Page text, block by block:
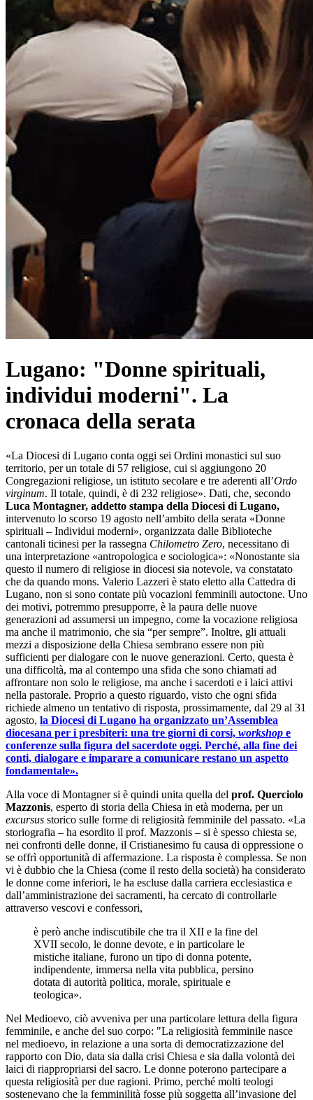
Lugano: "Donne spirituali,
individui moderni". La
cronaca della serata
«La Diocesi di Lugano conta oggi sei Ordini monastici sul suo
territorio, per un totale di 57 religiose, cui si aggiungono 20
Congregazioni religiose, un istituto secolare e tre aderenti all’Ordo
virginum. Il totale, quindi, è di 232 religiose». Dati, che, secondo
Luca Montagner, addetto stampa della Diocesi di Lugano,
intervenuto lo scorso 19 agosto nell’ambito della serata «Donne
spirituali – Individui moderni», organizzata dalle Biblioteche
cantonali ticinesi per la rassegna Chilometro Zero, necessitano di
una interpretazione «antropologica e sociologica»: «Nonostante sia
questo il numero di religiose in diocesi sia notevole, va constatato
che da quando mons. Valerio Lazzeri è stato eletto alla Cattedra di
Lugano, non si sono contate più vocazioni femminili autoctone. Uno
dei motivi, potremmo presupporre, è la paura delle nuove
generazioni ad assumersi un impegno, come la vocazione religiosa
ma anche il matrimonio, che sia “per sempre”. Inoltre, gli attuali
mezzi a disposizione della Chiesa sembrano essere non più
sufficienti per dialogare con le nuove generazioni. Certo, questa è
una difficoltà, ma al contempo una sfida che sono chiamati ad
affrontare non solo le religiose, ma anche i sacerdoti e i laici attivi
nella pastorale. Proprio a questo riguardo, visto che ogni sfida
richiede almeno un tentativo di risposta, prossimamente, dal 29 al 31
agosto, la Diocesi di Lugano ha organizzato un’Assemblea
diocesana per i presbiteri: una tre giorni di corsi, workshop e
conferenze sulla figura del sacerdote oggi. Perché, alla fine dei
conti, dialogare e imparare a comunicare restano un aspetto
fondamentale».
Alla voce di Montagner si è quindi unita quella del prof. Querciolo
Mazzonis, esperto di storia della Chiesa in età moderna, per un
excursus storico sulle forme di religiosità femminile del passato. «La
storiografia – ha esordito il prof. Mazzonis – si è spesso chiesta se,
nei confronti delle donne, il Cristianesimo fu causa di oppressione o
se offrì opportunità di affermazione. La risposta è complessa. Se non
vi è dubbio che la Chiesa (come il resto della società) ha considerato
le donne come inferiori, le ha escluse dalla carriera ecclesiastica e
dall’amministrazione dei sacramenti, ha cercato di controllarle
attraverso vescovi e confessori,
è però anche indiscutibile che tra il XII e la fine del
XVII secolo, le donne devote, e in particolare le
mistiche italiane, furono un tipo di donna potente,
indipendente, immersa nella vita pubblica, persino
dotata di autorità politica, morale, spirituale e
teologica».
Nel Medioevo, ciò avveniva per una particolare lettura della figura
femminile, e anche del suo corpo: "La religiosità femminile nasce
nel medioevo, in relazione a una sorta di democratizzazione del
rapporto con Dio, data sia dalla crisi Chiesa e sia dalla volontà dei
laici di riappropriarsi del sacro. Le donne poterono partecipare a
questa religiosità per due ragioni. Primo, perché molti teologi
sostenevano che la femminilità fosse più soggetta all’invasione del